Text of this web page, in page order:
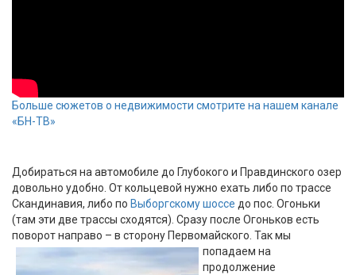
Больше сюжетов о недвижимости смотрите на нашем канале
«БН-ТВ»
Добираться на автомобиле до Глубокого и Правдинского озер
довольно удобно. От кольцевой нужно ехать либо по трассе
Скандинавия, либо по Выборгскому шоссе до пос. Огоньки
(там эти две трассы сходятся). Сразу после Огоньков есть
поворот направо – в сторонуПервомайского. Так мы
попадаем на
продолжение